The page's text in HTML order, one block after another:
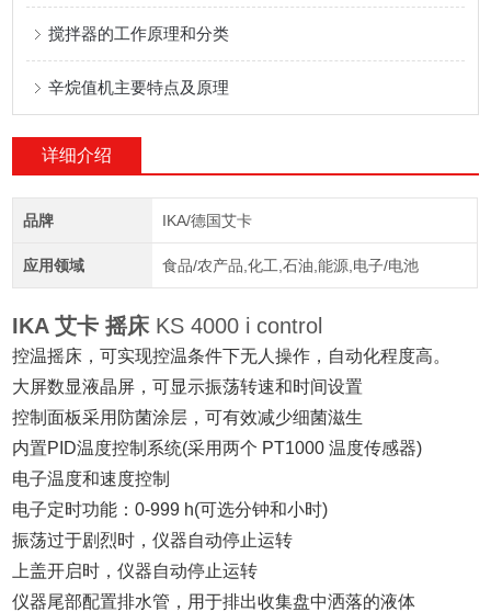
搅拌器的工作原理和分类
辛烷值机主要特点及原理
详细介绍
品牌 IKA/德国艾卡
应用领域 食品/农产品,化工,石油,能源,电子/电池
IKA 艾卡 摇床KS 4000 i control
控温摇床，可实现控温条件下无人操作，自动化程度高。
大屏数显液晶屏，可显示振荡转速和时间设置
控制面板采用防菌涂层，可有效减少细菌滋生
内置PID温度控制系统(采用两个 PT1000 温度传感器)
电子温度和速度控制
电子定时功能：0-999 h(可选分钟和小时)
振荡过于剧烈时，仪器自动停止运转
上盖开启时，仪器自动停止运转
仪器尾部配置排水管，用于排出收集盘中洒落的液体